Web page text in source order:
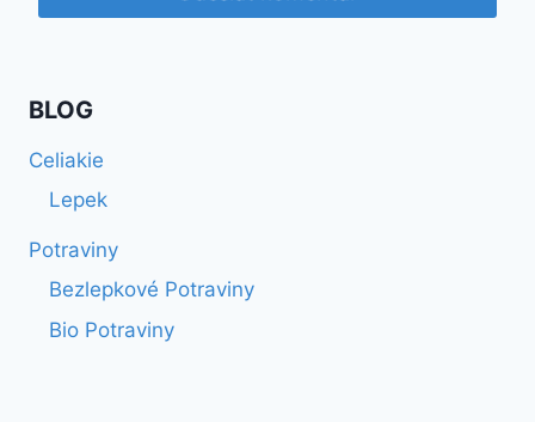
BLOG
Celiakie
Lepek
Potraviny
Bezlepkové Potraviny
Bio Potraviny